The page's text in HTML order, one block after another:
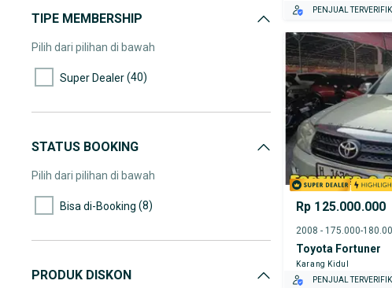
Sragen Kab.
Pekalongan Kota
Kudus Kab.
Pati Kab.
Pekalongan Kab.
Purworejo Kab.
TIPE MEMBERSHIP
Pilih dari pilihan di bawah
Super Dealer(40)
STATUS BOOKING
Pilih dari pilihan di bawah
Bisa di-Booking (8)
PRODUK DISKON
PENJUAL
Rp 125.000.000
Toyota Fortuner
Karang Kidul
PENJUAL